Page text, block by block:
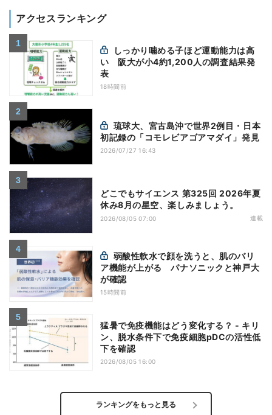
アクセスランキング
い 阪大が小4約1,200人の調査結果発
表
18時間前
初記録の「コモレビアゴアマダイ」発見
2026/07/27 16:43
どこでもサイエンス 第325回 2026年夏
休み8月の星空、楽しみましょう。
2026/08/05 07:00 連載
ア機能が上がる パナソニックと神戸大
が確認
15時間前
猛暑で免疫機能はどう変化する？ - キリ
ン、脱水条件下で免疫細胞pDCの活性低
下を確認
2026/08/05 16:00
ランキングをもっと見る